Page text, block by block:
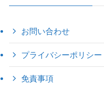
お問い合わせ
プライバシーポリシー
免責事項